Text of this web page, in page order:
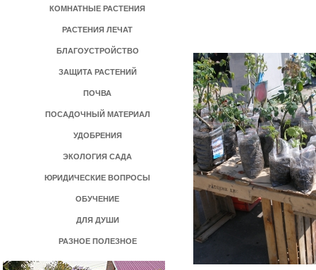
КОМНАТНЫЕ РАСТЕНИЯ
РАСТЕНИЯ ЛЕЧАТ
БЛАГОУСТРОЙСТВО
ЗАЩИТА РАСТЕНИЙ
ПОЧВА
ПОСАДОЧНЫЙ МАТЕРИАЛ
УДОБРЕНИЯ
ЭКОЛОГИЯ САДА
ЮРИДИЧЕСКИЕ ВОПРОСЫ
ОБУЧЕНИЕ
ДЛЯ ДУШИ
РАЗНОЕ ПОЛЕЗНОЕ